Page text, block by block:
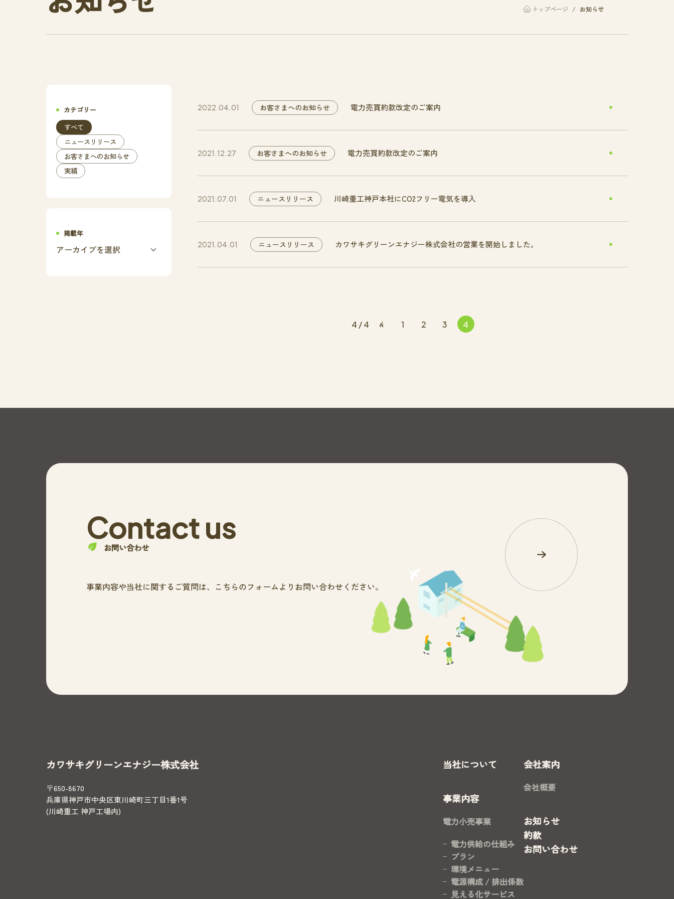
トップページ お知らせ
2022.04.01 お客さまへのお知らせ 電力売買約款改定のご案内
2021.12.27 お客さまへのお知らせ 電力売買約款改定のご案内
2021.07.01 ニュースリリース 川崎重工神戸本社にCO2フリー電気を導入
2021.04.01 ニュースリリース カワサキグリーンエナジー株式会社の営業を開始しました。
4 / 4 « 1 2 3 4
カテゴリー
すべて
ニュースリリース
お客さまへのお知らせ
実績
掲載年
お問い合わせ
Contact us
事業内容や当社に関するご質問は、 こちらのフォームよりお問い合わせください。
カワサキグリーンエナジー株式会社
〒650-8670
兵庫県神戸市中央区東川崎町三丁目1番1号
(川崎重工 神戸工場内)
当社について
事業内容
電力小売事業
電力供給の仕組み
プラン
環境メニュー
電源構成 / 排出係数
見える化サービス
会社案内
会社概要
お知らせ
約款
お問い合わせ